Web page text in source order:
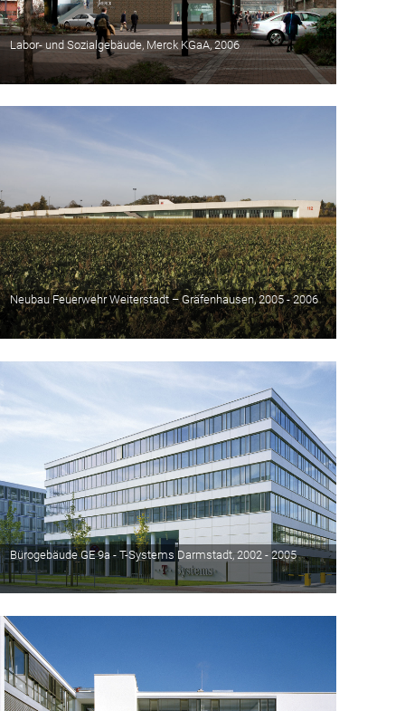
Labor- und Sozialgebäude, Merck KGaA, 2006
Neubau Feuerwehr Weiterstadt – Gräfenhausen, 2005 - 2006
Bürogebäude GE 9a - T-Systems Darmstadt, 2002 - 2005